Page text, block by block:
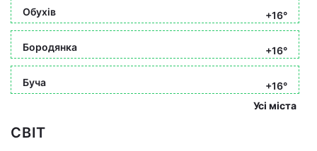
Обухів +16°
Бородянка +16°
Буча
+16°
Усі міста
СВІТ